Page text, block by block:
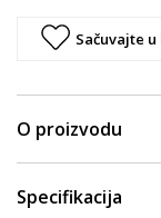
Sačuvajte
O proizvodu
Specifikacija